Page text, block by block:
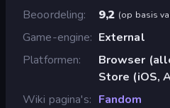
Beoordeling 9,2 (op basis
Game-engine
External
Platformen
Browser
Store (iOS,
Wiki pagina's
Fandom